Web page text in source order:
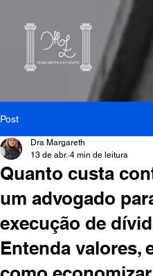
Post
Quanto custa
um advogado
execução de
Entenda valores,
Dra Margareth
13 de abr. 4 min de leitura